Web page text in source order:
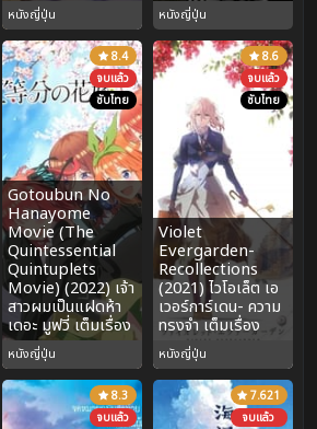
หนังญี่ปุ่น หนังญี่ปุ่น
8.4
จบแล้ว
ซับไทย
Gotoubun No
Hanayome
Movie (The
Quintessential
Quintuplets
Movie) (2022) เจ้า
สาวผมเป็นแฝดห้า
เดอะ มูฟวี่ เต็มเรื่อง
หนังญี่ปุ่น
8.6
จบแล้ว
ซับไทย
Violet
Evergarden-
Recollections
(2021) ไวโอเล็ต เอ
เวอร์การ์เดน- ความ
ทรงจำ เต็มเรื่อง
หนังญี่ปุ่น
8.3
จบแล้ว
7.621
จบแล้ว